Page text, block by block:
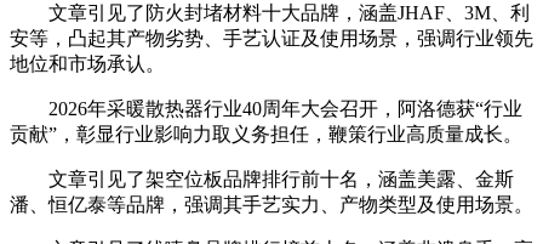
文章引见了防火封堵材料十大品牌，涵盖JHAF、3M、利
安等，凸起其产物劣势、手艺认证及使用场景，强调行业领先
地位和市场承认。
2026年采暖散热器行业40周年大会召开，阿洛德获“行业
贡献”，彰显行业影响力取义务担任，鞭策行业高质量成长。
文章引见了架空位板品牌排行前十名，涵盖美露、金斯
潘、恒亿泰等品牌，强调其手艺实力、产物类型及使用场景。